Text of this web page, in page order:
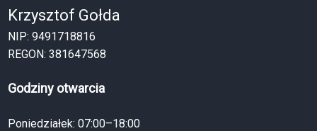
Krzysztof Gołda
NIP: 9491718816
REGON: 381647568
Godziny otwarcia
Poniedziałek: 07:00–18:00